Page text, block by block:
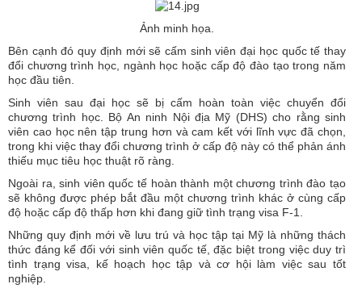
Ảnh minh họa.
Bên cạnh đó quy định mới sẽ cấm sinh viên đại học quốc tế thay
đổi chương trình học, ngành học hoặc cấp độ đào tạo trong năm
học đầu tiên.
Sinh viên sau đại học sẽ bị cấm hoàn toàn việc chuyển đổi
chương trình học. Bộ An ninh Nội địa Mỹ (DHS) cho rằng sinh
viên cao học nên tập trung hơn và cam kết với lĩnh vực đã chọn,
trong khi việc thay đổi chương trình ở cấp độ này có thể phản ánh
thiếu mục tiêu học thuật rõ ràng.
Ngoài ra, sinh viên quốc tế hoàn thành một chương trình đào tạo
sẽ không được phép bắt đầu một chương trình khác ở cùng cấp
độ hoặc cấp độ thấp hơn khi đang giữ tình trạng visa F-1.
Những quy định mới về lưu trú và học tập tại Mỹ là những thách
thức đáng kể đối với sinh viên quốc tế, đặc biệt trong việc duy trì
tình trạng visa, kế hoạch học tập và cơ hội làm việc sau tốt
nghiệp.